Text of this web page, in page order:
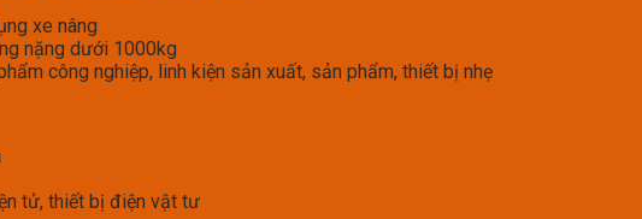
xe nâng
nặng dưới 1000kg
công nghiệp, linh kiện sản xuất, sản phẩm, thiết bị nhẹ
tử, thiết bị điện vật tư